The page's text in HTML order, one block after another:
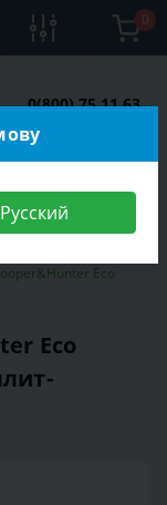
0
0(800) 75 11 63
Eco
Eco
Русский